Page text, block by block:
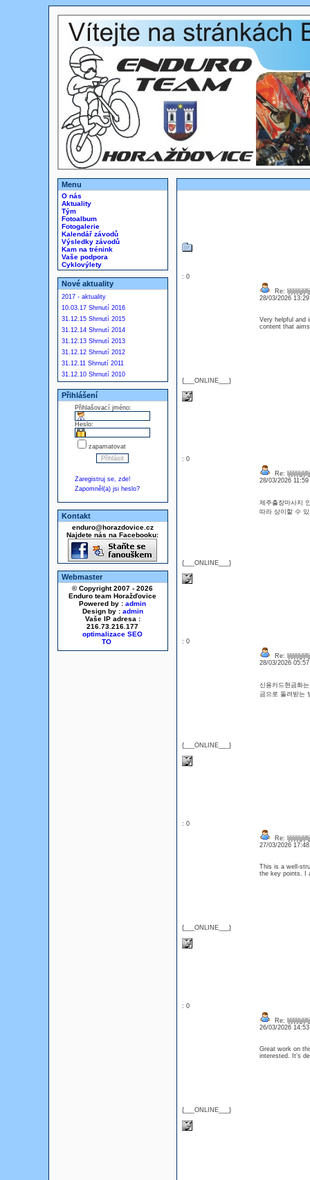
Menu
O nás
Aktuality
Tým
Fotoalbum
Fotogalerie
Kalendář závodů
Výsledky závodů
Kam na trénink
Vaše podpora
Cyklovýlety
Nové aktuality
2017 - aktuality
10.03.17 Shrnutí 2016
31.12.15 Shrnutí 2015
31.12.14 Shrnutí 2014
31.12.13 Shrnutí 2013
31.12.12 Shrnutí 2012
31.12.11 Shrnutí 2011
31.12.10 Shrnutí 2010
Přihlášení
Přihlašovací jméno:
Heslo:
zapamatovat
Zaregistruj se, zde!
Zapomněl(a) jsi heslo?
Kontakt
enduro@horazdovice.cz
Najdete nás na Facebooku:
Webmaster
© Copyright 2007 - 2026
Enduro team Horažďovice
Powered by : admin
Design by : admin
Vaše IP adresa :
216.73.216.177
optimalizace SEO
: 0
{___ONLINE___}
Re:
28/03/2026
Very helpful and
content that
: 0
{___ONLINE___}
Re:
28/03/2026
제주출장마사지
따라 상이할 수
: 0
{___ONLINE___}
Re:
28/03/2026
신용카드현금화
금으로 돌려받
: 0
{___ONLINE___}
Re:
27/03/2026
This is a well-
the key points. I
: 0
{___ONLINE___}
Re:
26/03/2026
Great work on
interested. It’s